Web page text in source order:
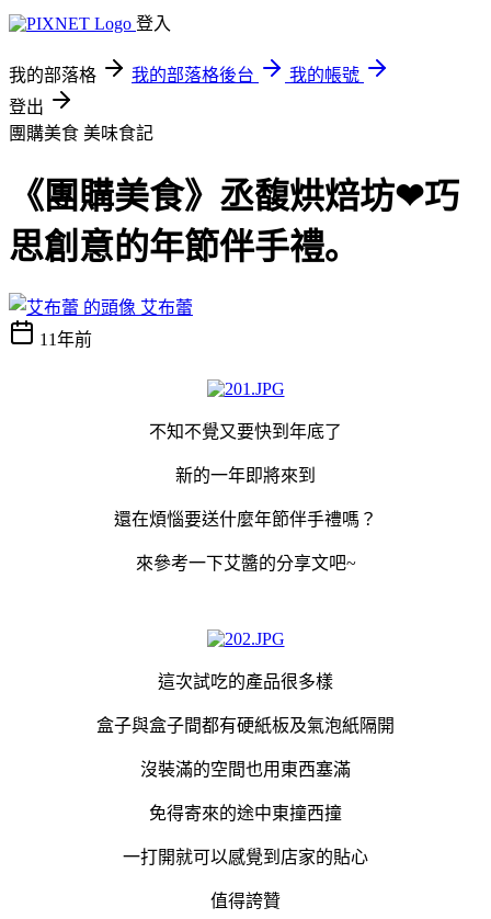
登入
我的部落格 我的部落格後台
我的帳號
登出
團購美食 美味食記
《團購美食》丞馥烘焙坊❤巧
思創意的年節伴手禮｡
艾布蕾
11年前
不知不覺又要快到年底了
新的一年即將來到
還在煩惱要送什麼年節伴手禮嗎？
來參考一下艾醬的分享文吧~
這次試吃的產品很多樣
盒子與盒子間都有硬紙板及氣泡紙隔開
沒裝滿的空間也用東西塞滿
免得寄來的途中東撞西撞
一打開就可以感覺到店家的貼心
值得誇贊